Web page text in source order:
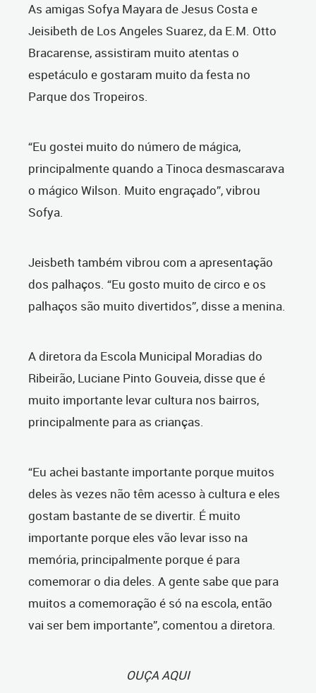
As amigas Sofya Mayara de Jesus Costa e
Jeisibeth de Los Angeles Suarez, da E.M. Otto
Bracarense, assistiram muito atentas o
espetáculo e gostaram muito da festa no
Parque dos Tropeiros.
“Eu gostei muito do número de mágica,
principalmente quando a Tinoca desmascarava
o mágico Wilson. Muito engraçado”, vibrou
Sofya.
Jeisbeth também vibrou com a apresentação
dos palhaços. “Eu gosto muito de circo e os
palhaços são muito divertidos”, disse a menina.
A diretora da Escola Municipal Moradias do
Ribeirão, Luciane Pinto Gouveia, disse que é
muito importante levar cultura nos bairros,
principalmente para as crianças.
“Eu achei bastante importante porque muitos
deles às vezes não têm acesso à cultura e eles
gostam bastante de se divertir. É muito
importante porque eles vão levar isso na
memória, principalmente porque é para
comemorar o dia deles. A gente sabe que para
muitos a comemoração é só na escola, então
vai ser bem importante”, comentou a diretora.
OUÇA AQUI